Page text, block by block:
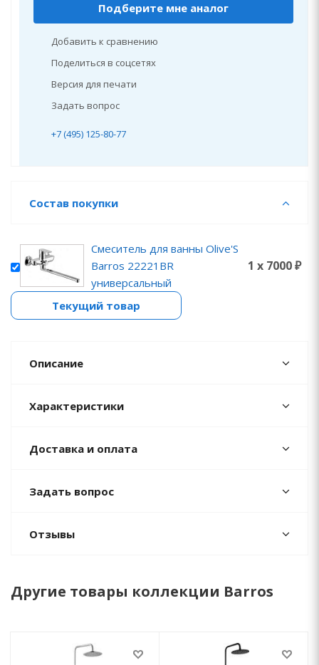
Подберите мне аналог
Добавить к сравнению
Поделиться в соцсетях
Версия для печати
Задать вопрос
+7 (495) 125-80-77
Состав покупки
Смеситель для ванны Olive'S
Barros 22221BR
универсальный
1 x 7000 ₽
Текущий товар
Описание
Характеристики
Доставка и оплата
Задать вопрос
Отзывы
Другие товары коллекции Barros